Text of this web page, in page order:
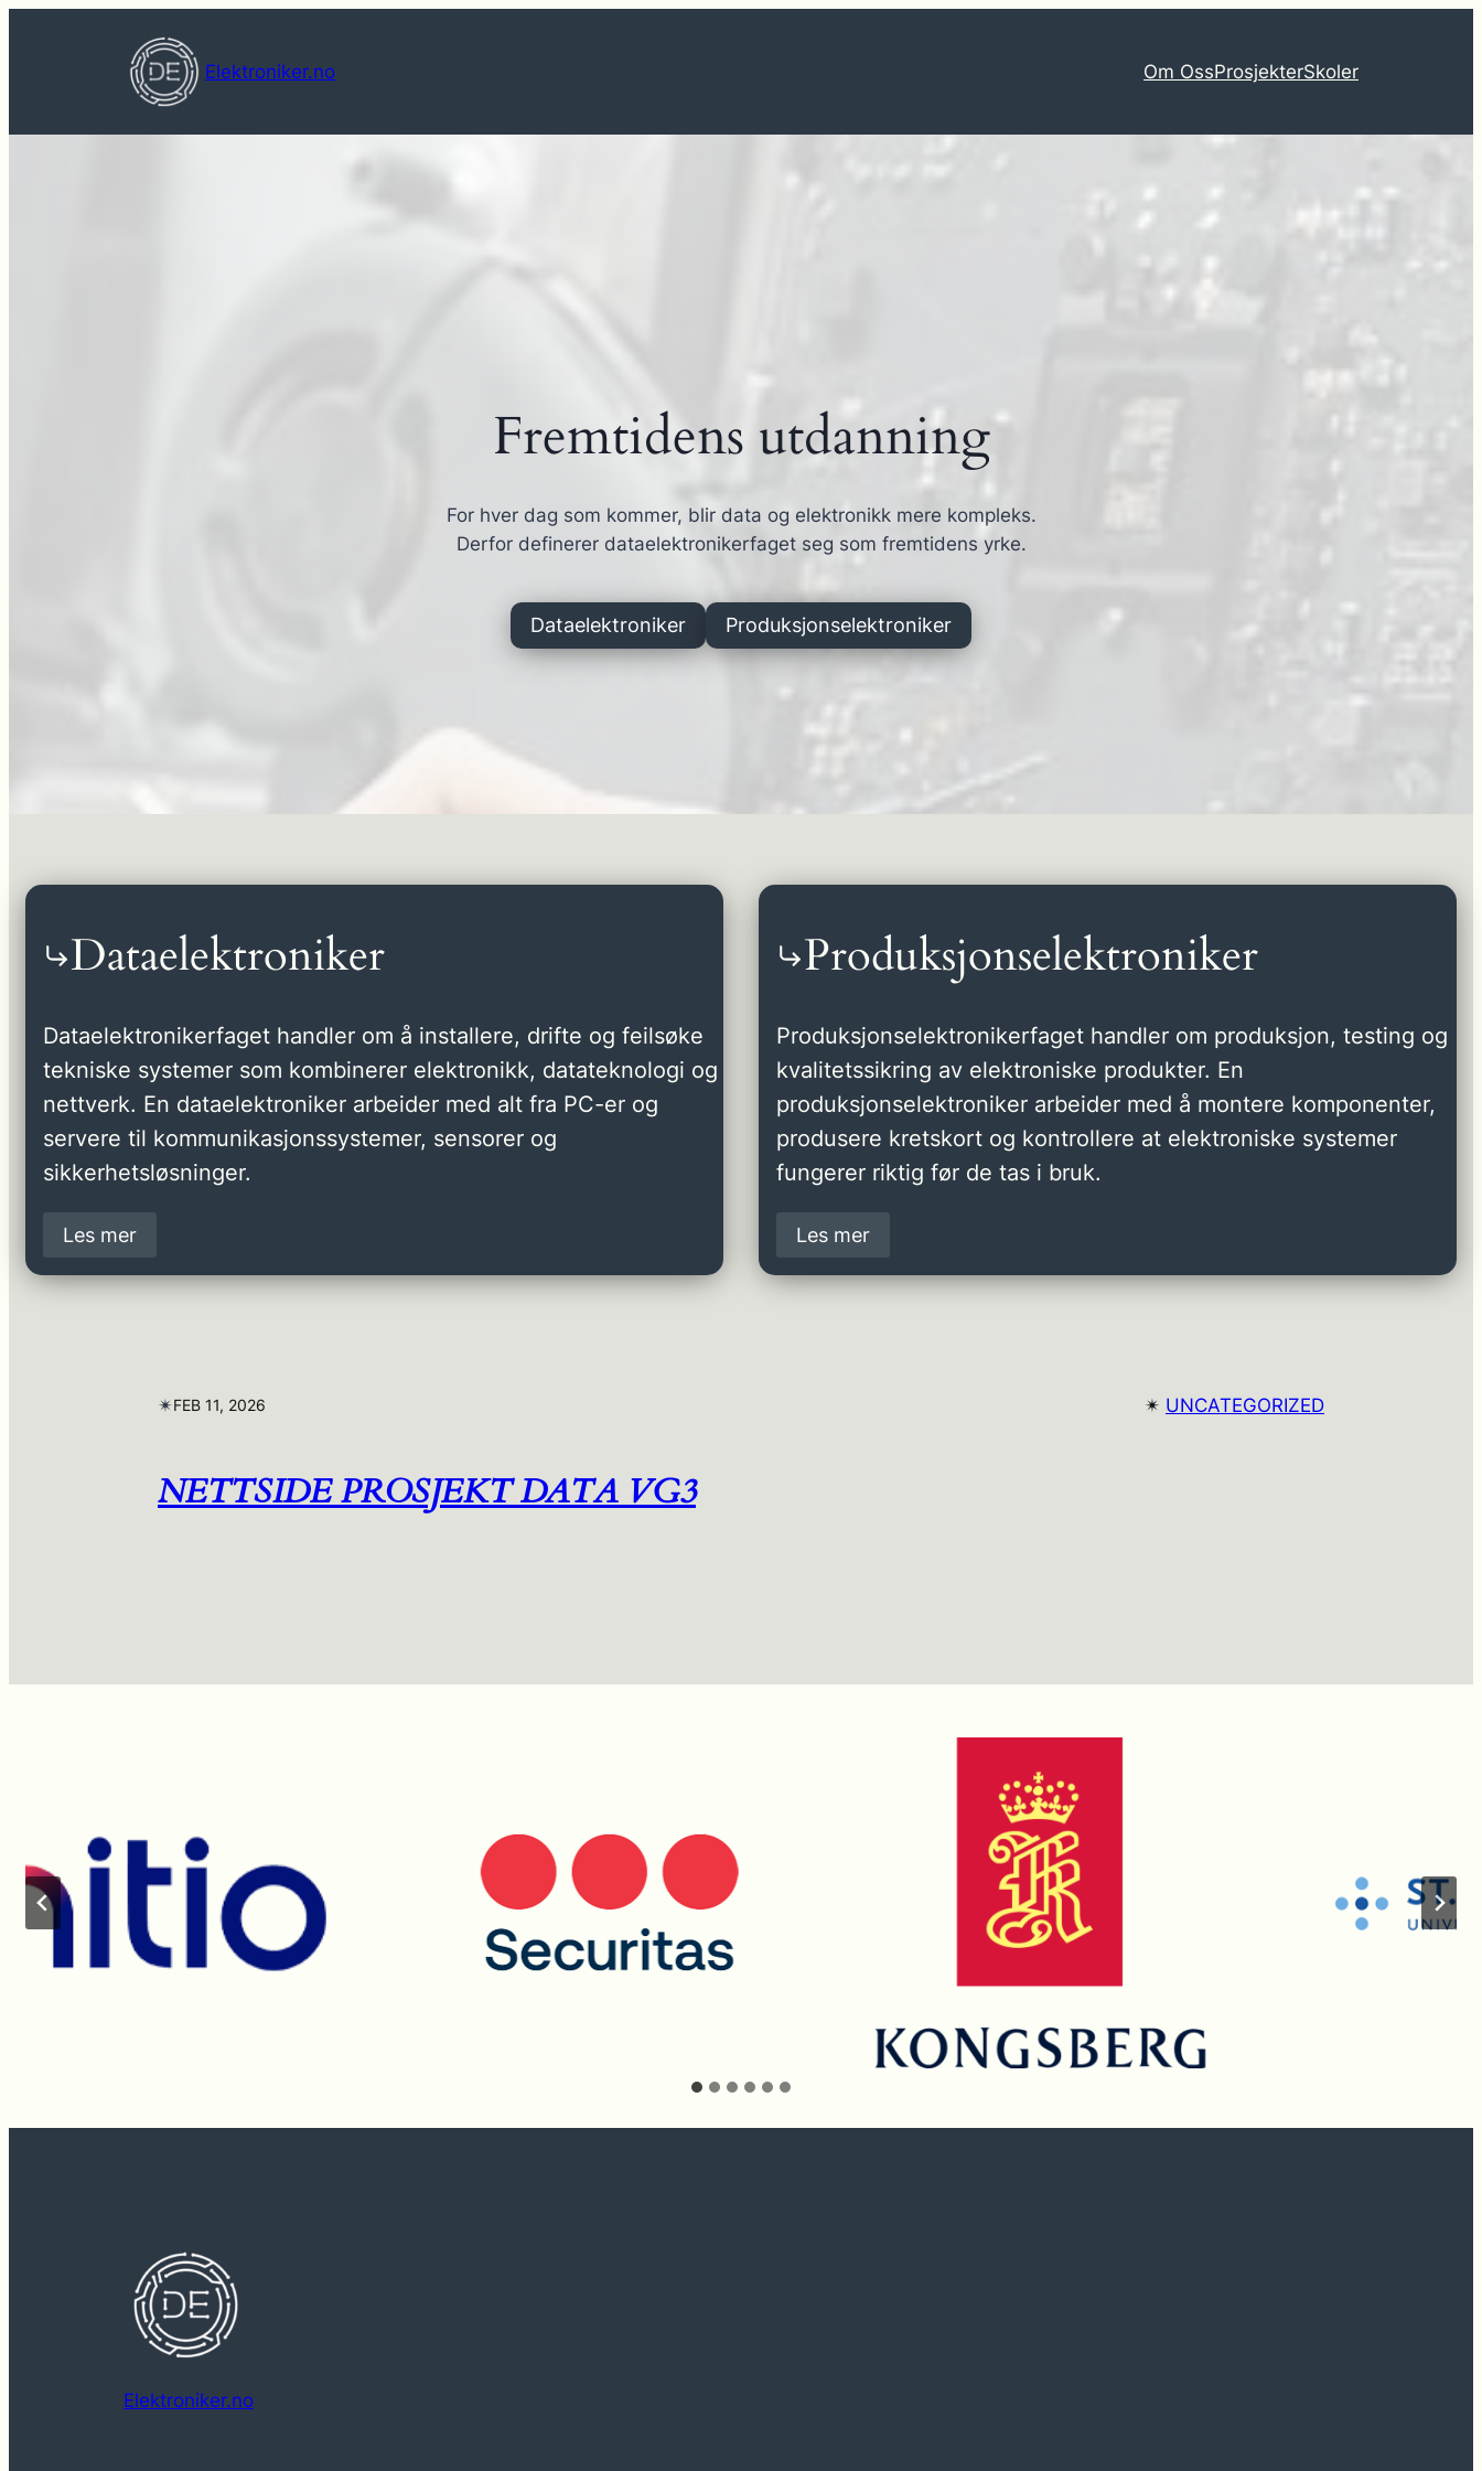
Elektroniker.no Om OssProsjekterSkoler
Fremtidens utdanning
For hver dag som kommer, blir data og elektronikk mere kompleks.
Derfor definerer dataelektronikerfaget seg som fremtidens yrke.
Dataelektroniker Produksjonselektroniker
Dataelektroniker
Dataelektronikerfaget handler om å installere, drifte og feilsøke
tekniske systemer som kombinerer elektronikk, datateknologi og
nettverk. En dataelektroniker arbeider med alt fra PC-er og
servere til kommunikasjonssystemer, sensorer og
sikkerhetsløsninger.
Les mer
Produksjonselektroniker
Produksjonselektronikerfaget handler om produksjon, testing og
kvalitetssikring av elektroniske produkter. En
produksjonselektroniker arbeider med å montere komponenter,
produsere kretskort og kontrollere at elektroniske systemer
fungerer riktig før de tas i bruk.
Les mer
✴︎FEB 11, 2026 ✴︎ UNCATEGORIZED
NETTSIDE PROSJEKT DATA VG3
Elektroniker.no